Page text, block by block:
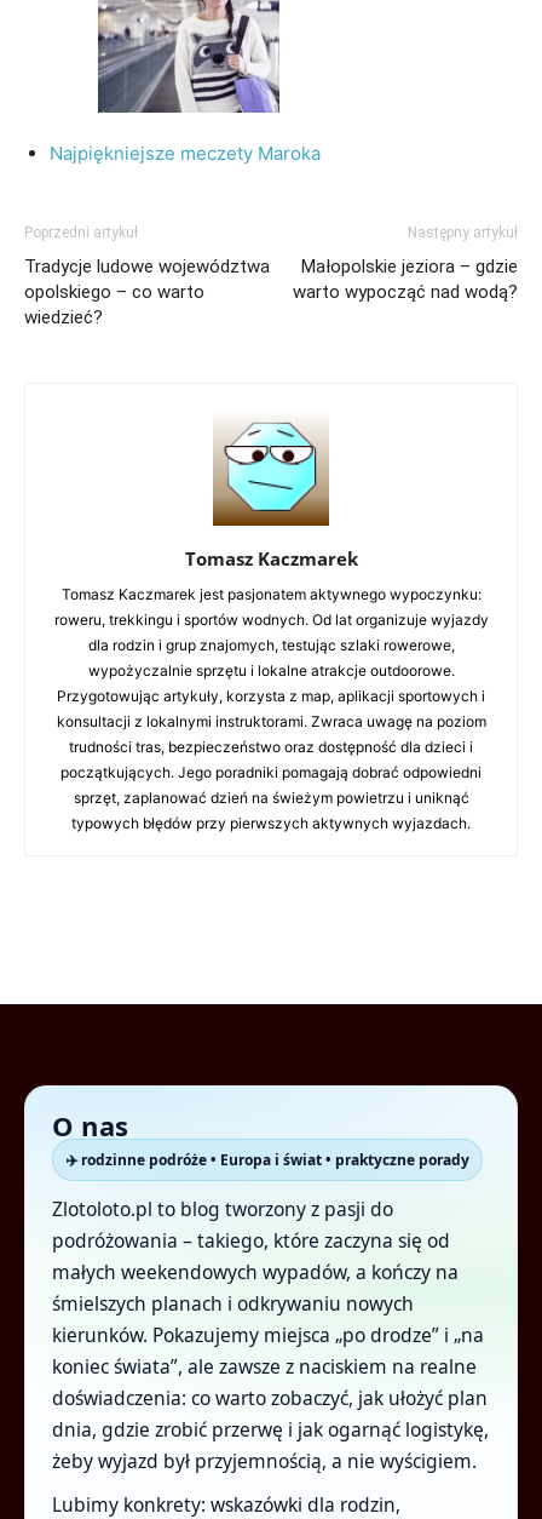
Najpiękniejsze meczety Maroka
Poprzedni artykuł
Tradycje ludowe województwa
opolskiego – co warto
wiedzieć?
Następny artykuł
Małopolskie jeziora – gdzie
warto wypocząć nad wodą?
Tomasz Kaczmarek
Tomasz Kaczmarek jest pasjonatem aktywnego wypoczynku:
roweru, trekkingu i sportów wodnych. Od lat organizuje wyjazdy
dla rodzin i grup znajomych, testując szlaki rowerowe,
wypożyczalnie sprzętu i lokalne atrakcje outdoorowe.
Przygotowując artykuły, korzysta z map, aplikacji sportowych i
konsultacji z lokalnymi instruktorami. Zwraca uwagę na poziom
trudności tras, bezpieczeństwo oraz dostępność dla dzieci i
początkujących. Jego poradniki pomagają dobrać odpowiedni
sprzęt, zaplanować dzień na świeżym powietrzu i uniknąć
typowych błędów przy pierwszych aktywnych wyjazdach.
O nas
✈️ rodzinne podróże • Europa i świat • praktyczne porady
Zlotoloto.pl to blog tworzony z pasji do
podróżowania – takiego, które zaczyna się od
małych weekendowych wypadów, a kończy na
śmielszych planach i odkrywaniu nowych
kierunków. Pokazujemy miejsca „po drodze” i „na
koniec świata”, ale zawsze z naciskiem na realne
doświadczenia: co warto zobaczyć, jak ułożyć plan
dnia, gdzie zrobić przerwę i jak ogarnąć logistykę,
żeby wyjazd był przyjemnością, a nie wyścigiem.
Lubimy konkrety: wskazówki dla rodzin,